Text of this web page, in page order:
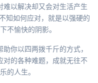
难以解决却又会对生活产生
知如何应对，就是以强硬的
不愉快的阴影。
你以四两拨千斤的方式，
对的各种难题，成就无往不
的人生。